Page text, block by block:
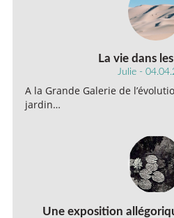
La vie dans
Julie -
A la Grande Galerie de
jardin…
Une exposition